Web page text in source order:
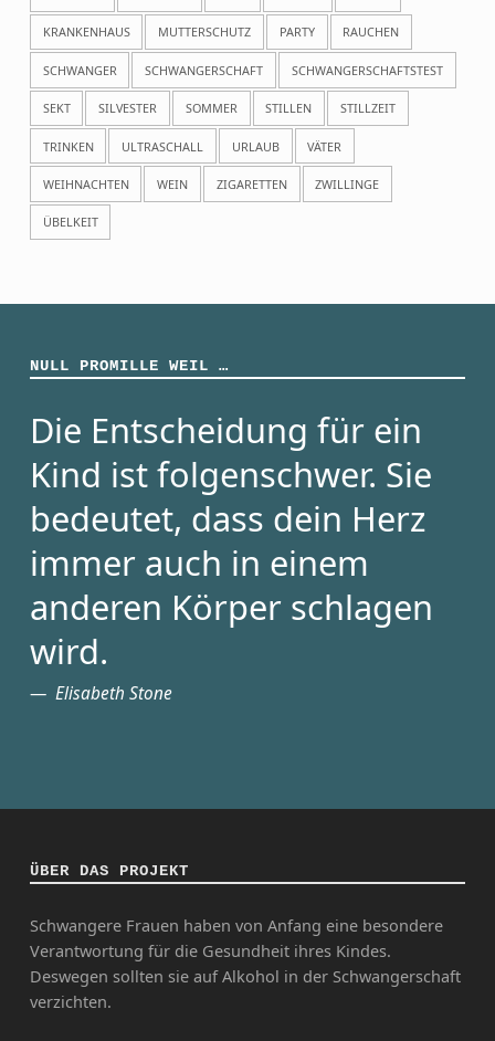
KRANKENHAUS MUTTERSCHUTZ PARTY RAUCHEN
SCHWANGER SCHWANGERSCHAFT SCHWANGERSCHAFTSTEST
SEKT SILVESTER SOMMER STILLEN STILLZEIT
TRINKEN ULTRASCHALL URLAUB VÄTER
WEIHNACHTEN WEIN ZIGARETTEN ZWILLINGE
ÜBELKEIT
NULL PROMILLE WEIL …
Die Entscheidung für ein
Kind ist folgenschwer. Sie
bedeutet, dass dein Herz
immer auch in einem
anderen Körper schlagen
wird.
Elisabeth Stone
ÜBER DAS PROJEKT
Schwangere Frauen haben von Anfang eine besondere
Verantwortung für die Gesundheit ihres Kindes.
Deswegen sollten sie auf Alkohol in der Schwangerschaft
verzichten.